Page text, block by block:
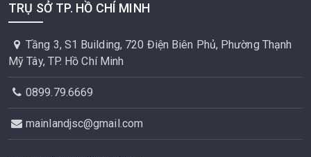
TRỤ SỞ TP. HỒ CHÍ MINH
Tầng 3, S1 Building, 720 Điện Biên Phủ, Phường Thạnh
Mỹ Tây, TP. Hồ Chí Minh
0899.79.6669
mainlandjsc@gmail.com